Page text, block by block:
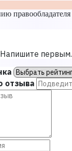
правообладателя
первым.
отзыва